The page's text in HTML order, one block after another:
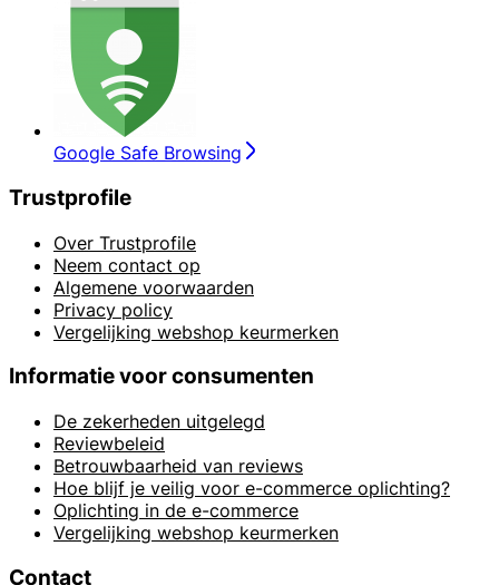
Google Safe Browsing
Trustprofile
Over Trustprofile
Neem contact op
Algemene voorwaarden
Privacy policy
Vergelijking webshop keurmerken
Informatie voor consumenten
De zekerheden uitgelegd
Reviewbeleid
Betrouwbaarheid van reviews
Hoe blijf je veilig voor e-commerce oplichting?
Oplichting in de e-commerce
Vergelijking webshop keurmerken
Contact